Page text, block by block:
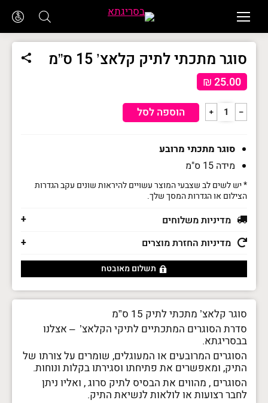
סוגר מתכתי לתיק קלאצ’ 15 ס”מ
₪25.00
כמות
סוגר
מתכתי
לתיק
קלאצ'
15
ס"מ
﹣
﹢ הוספה לסל
סוגר מתכתי מרובע
מידה 15 ס"מ
* יש לשים לב שצבעי המוצר עשויים להיראות שונים עקב הגדרות
הצילום או הגדרות המסך שלך.
מדיניות משלוחים
מדיניות החזרת מוצרים
תשלום מאובטח
סוגר קלאצ’ מתכתי לתיק 15 ס”מ
סדרת הסוגרים המתכתיים לתיקי הקלאצ’ – אצלנו
בבסריגתא.
הסוגרים המרובעים או המעוגלים, שומרים על צורתו של
התיק, ומאפשרים את פתיחתו וסגירתו בקלות ונוחות.
הסוגרים , מהווים את הבסיס לתיק סרוג , ואליו ניתן
לחבר רצועות או לולאות לנשיאת התיק.